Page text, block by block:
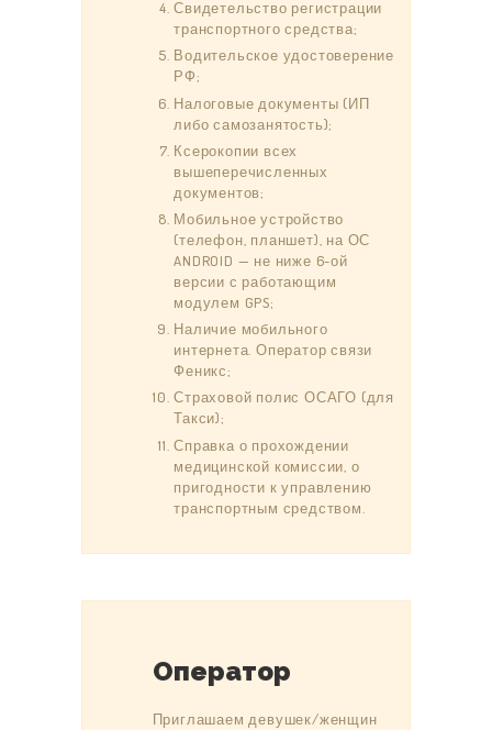
Свидетельство регистрации
транспортного средства;
Водительское удостоверение
РФ;
Налоговые документы (ИП
либо самозанятость);
Ксерокопии всех
вышеперечисленных
документов;
Мобильное устройство
(телефон, планшет), на ОС
ANDROID — не ниже 6-ой
версии с работающим
модулем GPS;
Наличие мобильного
интернета. Оператор связи
Феникс;
Страховой полис ОСАГО (для
Такси);
Справка о прохождении
медицинской комиссии, о
пригодности к управлению
транспортным средством.
Оператор
Приглашаем девушек/женщин